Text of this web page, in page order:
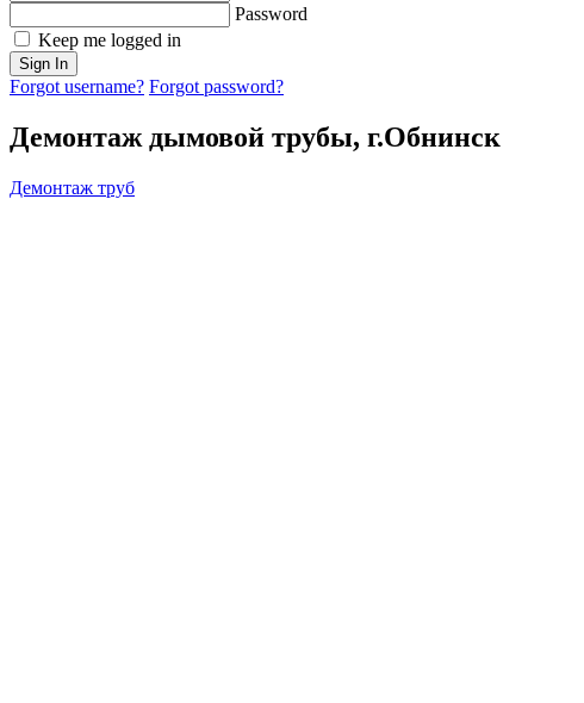
Password
Keep me logged in
Sign In
Forgot username? Forgot password?
Демонтаж дымовой трубы, г.Обнинск
Демонтаж труб